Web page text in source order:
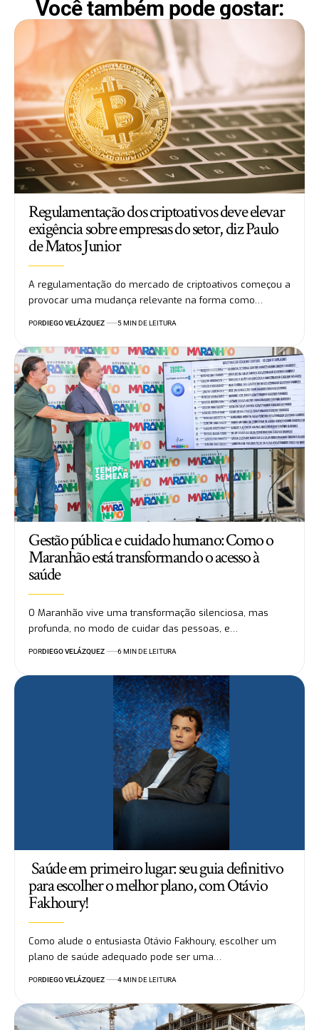
Você também pode gostar:
Regulamentação dos criptoativos deve elevar
exigência sobre empresas do setor, diz Paulo
de Matos Junior
A regulamentação do mercado de criptoativos começou a
provocar uma mudança relevante na forma como…
PORDIEGO VELÁZQUEZ 5 MIN DE LEITURA
Gestão pública e cuidado humano: Como o
Maranhão está transformando o acesso à
saúde
O Maranhão vive uma transformação silenciosa, mas
profunda, no modo de cuidar das pessoas, e…
PORDIEGO VELÁZQUEZ 6 MIN DE LEITURA
Saúde em primeiro lugar: seu guia definitivo
para escolher o melhor plano, com Otávio
Fakhoury!
Como alude o entusiasta Otávio Fakhoury, escolher um
plano de saúde adequado pode ser uma…
PORDIEGO VELÁZQUEZ 4 MIN DE LEITURA